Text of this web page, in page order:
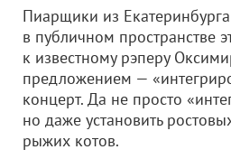
Пиарщики из
в публичном пространстве
к известному рэперу
предложением —
концерт. Да не просто
но даже установить
рыжих котов.